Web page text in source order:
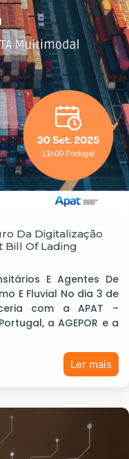
Da Digitalização
Bill Of Lading
E Agentes De
E Fluvial No dia 3 de
com a APAT –
a AGEPOR e a
Ler mais